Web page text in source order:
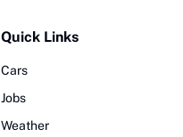
Quick Links
Cars
Jobs
Weather